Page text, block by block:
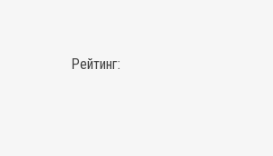
Рейтинг: